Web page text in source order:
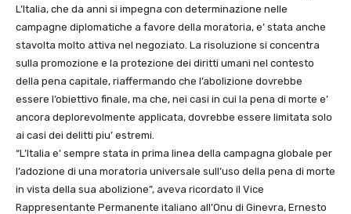
L’Italia, che da anni si impegna con determinazione nelle
campagne diplomatiche a favore della moratoria, e’ stata anche
stavolta molto attiva nel negoziato. La risoluzione si concentra
sulla promozione e la protezione dei diritti umani nel contesto
della pena capitale, riaffermando che l’abolizione dovrebbe
essere l’obiettivo finale, ma che, nei casi in cui la pena di morte e’
ancora deplorevolmente applicata, dovrebbe essere limitata solo
ai casi dei delitti piu’ estremi.
“L’Italia e’ sempre stata in prima linea della campagna globale per
l’adozione di una moratoria universale sull’uso della pena di morte
in vista della sua abolizione”, aveva ricordato il Vice
Rappresentante Permanente italiano all’Onu di Ginevra, Ernesto